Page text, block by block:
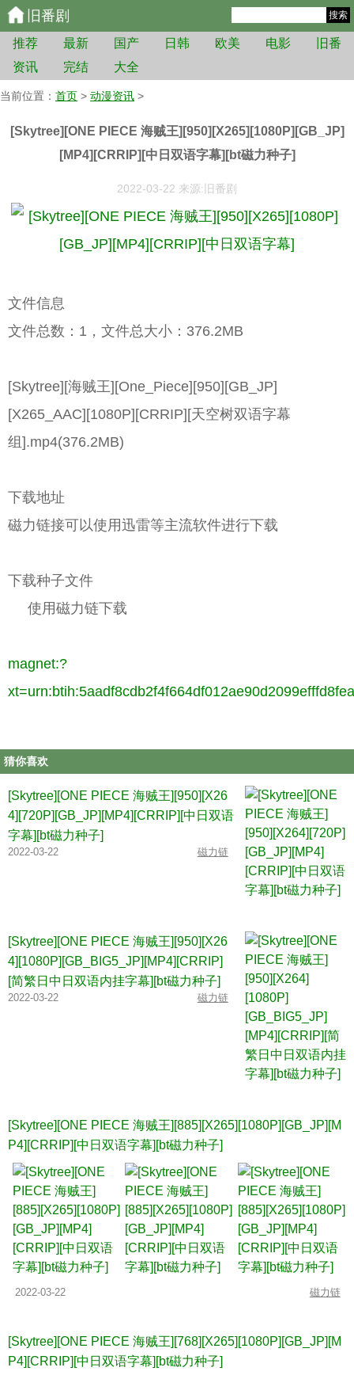
旧番剧 搜索
推荐 最新 国产 日韩 欧美 电影
旧番
资讯
完结 大全
当前位置： 首页 > 动漫资讯 >
[Skytree][ONE PIECE 海贼王][950][X265][1080P][GB_JP]
[MP4][CRRIP][中日双语字幕][bt磁力种子]
2022-03-22 来源:旧番剧
文件信息
文件总数：1，文件总大小：376.2MB
[Skytree][海贼王][One_Piece][950][GB_JP]
[X265_AAC][1080P][CRRIP][天空树双语字幕
组].mp4(376.2MB)
下载地址
磁力链接可以使用迅雷等主流软件进行下载
下载种子文件
使用磁力链下载
magnet:?
猜你喜欢
[Skytree][ONE PIECE 海贼王][950][X26
4][720P][GB_JP][MP4][CRRIP][中日双语
字幕][bt磁力种子]
2022-03-22 磁力链
[Skytree][ONE PIECE 海贼王][950][X26
4][1080P][GB_BIG5_JP][MP4][CRRIP]
[简繁日中日双语内挂字幕][bt磁力种子]
2022-03-22 磁力链
[Skytree][ONE PIECE 海贼王][885][X265][1080P][GB_JP][M
P4][CRRIP][中日双语字幕][bt磁力种子]
2022-03-22 磁力链
[Skytree][ONE PIECE 海贼王][768][X265][1080P][GB_JP][M
P4][CRRIP][中日双语字幕][bt磁力种子]